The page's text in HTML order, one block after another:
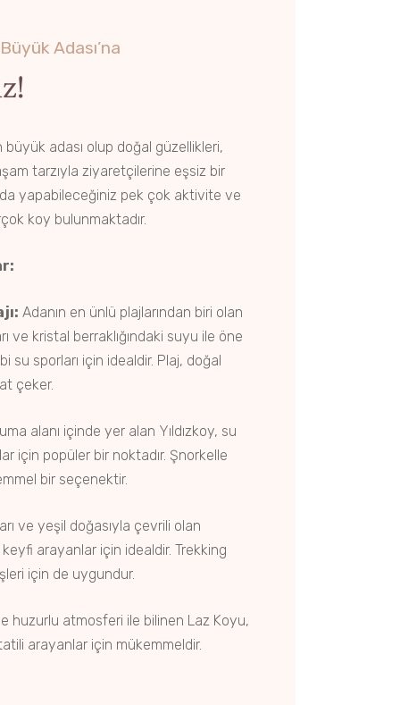
Adası’na
büyük adası olup doğal güzellikleri,
tarzıyla ziyaretçilerine eşsiz bir
yapabileceğiniz pek çok aktivite ve
koy bulunmaktadır.
Adanın en ünlü plajlarından biri olan
ve kristal berraklığındaki suyu ile öne
su sporları için idealdir. Plaj, doğal
çeker.
alanı içinde yer alan Yıldızkoy, su
için popüler bir noktadır. Şnorkelle
bir seçenektir.
ve yeşil doğasıyla çevrili olan
arayanlar için idealdir. Trekking
için de uygundur.
huzurlu atmosferi ile bilinen Laz Koyu,
arayanlar için mükemmeldir.